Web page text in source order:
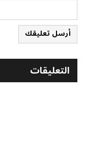
أرسل تعليقك
التعليقات